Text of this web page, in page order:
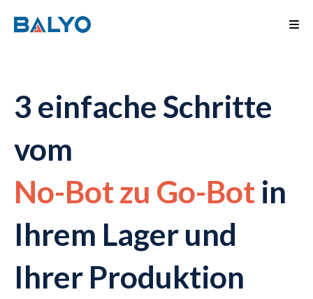
3 einfache Schritte
vom
No-Bot zu Go-Bot in
Ihrem Lager und
Ihrer Produktion